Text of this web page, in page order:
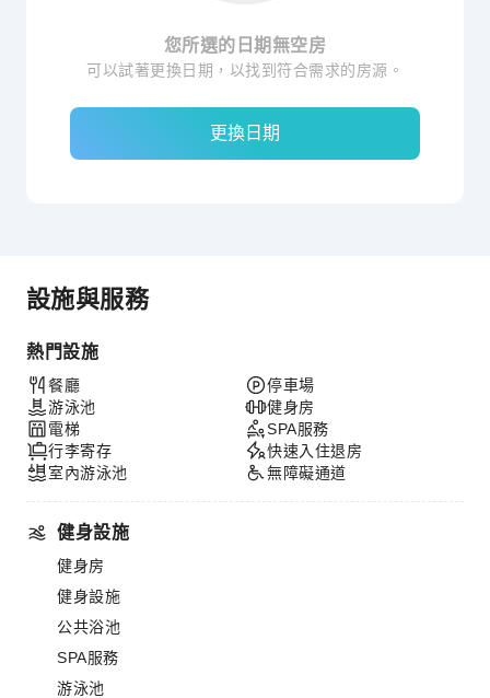
您所選的日期無空房
可以試著更換日期，以找到符合需求的房源。
更換日期
設施與服務
熱門設施
餐廳
游泳池
電梯
行李寄存
室內游泳池
停車場
健身房
SPA服務
快速入住退房
無障礙通道
健身設施
健身房
健身設施
公共浴池
SPA服務
游泳池